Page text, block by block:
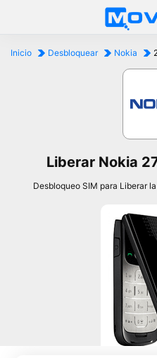
Inicio Desbloquear Nokia
Liberar Nokia
Desbloqueo SIM para Liberar